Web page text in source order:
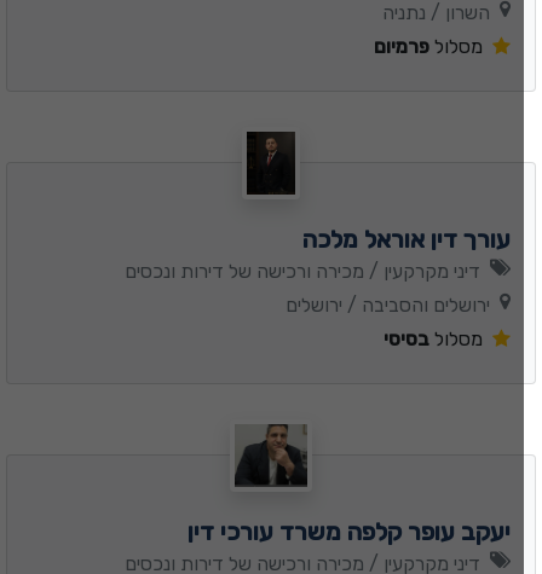
השרון / נתניה
מסלולפרמיום
עורך דין אוראל מלכה
דיני מקרקעין / מכירה ורכישה של דירות ונכסים
ירושלים והסביבה / ירושלים
מסלולבסיסי
יעקב עופר קלפה משרד עורכי דין
דיני מקרקעין / מכירה ורכישה של דירות ונכסים